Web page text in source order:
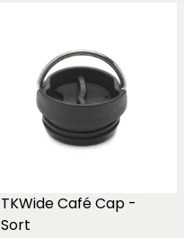
TKWide Café Cap -
Sort